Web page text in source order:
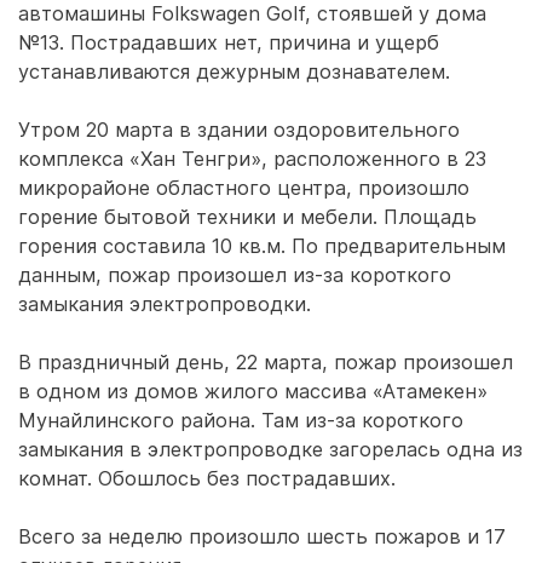
автомашины Folkswagen Golf, стоявшей у дома
№13. Пострадавших нет, причина и ущерб
устанавливаются дежурным дознавателем.
Утром 20 марта в здании оздоровительного
комплекса «Хан Тенгри», расположенного в 23
микрорайоне областного центра, произошло
горение бытовой техники и мебели. Площадь
горения составила 10 кв.м. По предварительным
данным, пожар произошел из-за короткого
замыкания электропроводки.
В праздничный день, 22 марта, пожар произошел
в одном из домов жилого массива «Атамекен»
Мунайлинского района. Там из-за короткого
замыкания в электропроводке загорелась одна из
комнат. Обошлось без пострадавших.
Всего за неделю произошло шесть пожаров и 17